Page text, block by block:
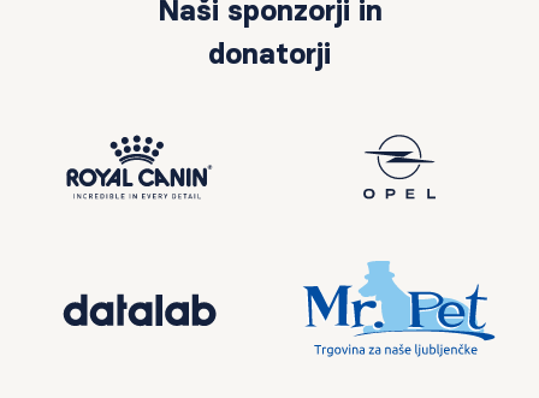
Naši sponzorji in
donatorji